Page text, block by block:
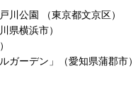
川公園 （東京都文京区）
県横浜市）
ガーデン」（愛知県蒲郡市）